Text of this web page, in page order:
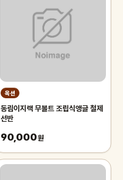
옥션
동림이지랙 무볼트 조립식앵글 철제
선반
90,000원